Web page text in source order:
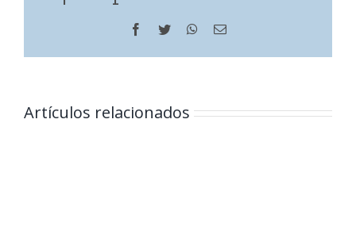
Facebook
Twitter WhatsApp
Correo
Artículos relacionados